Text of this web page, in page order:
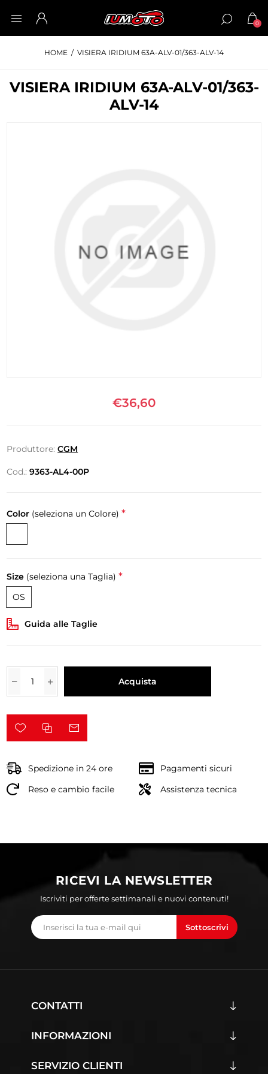
0
HOME / VISIERA IRIDIUM 63A-ALV-01/363-ALV-14
VISIERA IRIDIUM 63A-ALV-01/363-
ALV-14
€36,60
Produttore: CGM
Cod.: 9363-AL4-00P
Color (seleziona un Colore) *
Size (seleziona una Taglia) *
OS
Guida alle Taglie
Acquista
Spedizione in 24 ore
Pagamenti sicuri
Reso e cambio facile
Assistenza tecnica
RICEVI LA NEWSLETTER
Iscriviti per offerte settimanali e nuovi contenuti!
Sottoscrivi
CONTATTI
INFORMAZIONI
SERVIZIO CLIENTI